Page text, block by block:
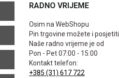
RADNO VRIJEME
Osim na WebShopu
Pin trgovine možete i posjetiti
Naše radno vrijeme je od
Pon - Pet 07:00 - 15:00
Kontakt telefon:
+385 (31) 617 722